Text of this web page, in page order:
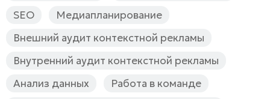
SEO
Медиапланирование
Внешний аудит контекстной рекламы
Внутренний аудит контекстной рекламы
Анализ данных
Работа в команде